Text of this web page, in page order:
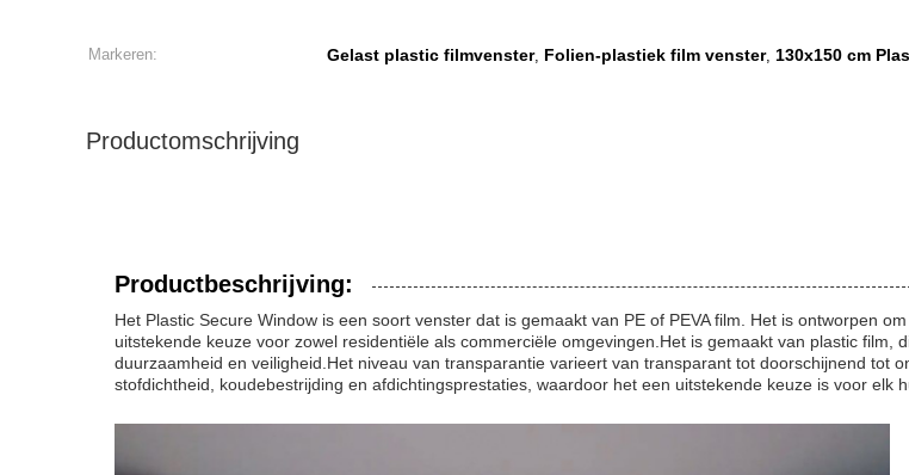
Markeren:
Gelast plastic filmvenster, Folien-plastiek film venster, 130x150 cm
Productomschrijving
Productbeschrijving:
Het Plastic Secure Window is een soort venster dat is gemaakt van PE of PEVA film. Het is ontworpen
uitstekende keuze voor zowel residentiële als commerciële omgevingen.Het is gemaakt van plastic
duurzaamheid en veiligheid.Het niveau van transparantie varieert van transparant tot doorschijnend tot
stofdichtheid, koudebestrijding en afdichtingsprestaties, waardoor het een uitstekende keuze is voor elk